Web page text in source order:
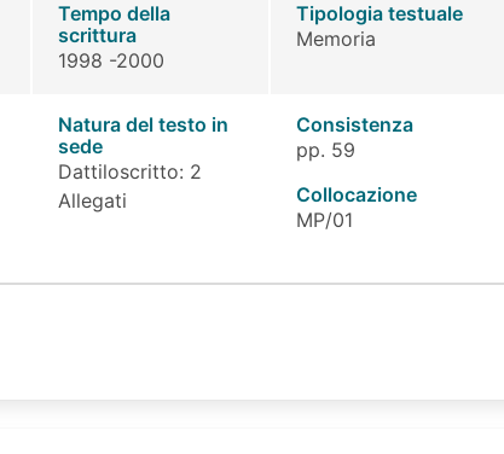
Tempo della
scrittura
1998 -2000
Tipologia testuale
Memoria
Natura del testo in
sede
Dattiloscritto: 2
Allegati
Consistenza
pp. 59
Collocazione
MP/01